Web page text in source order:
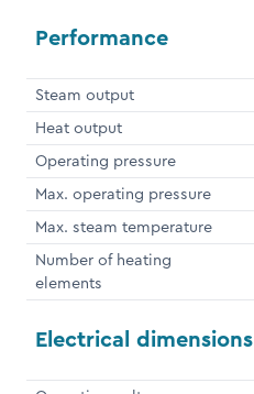
Performance
Steam output
Heat output
Operating pressure
Max. operating pressure
Max. steam temperature
Number of heating
elements
Electrical dimensions